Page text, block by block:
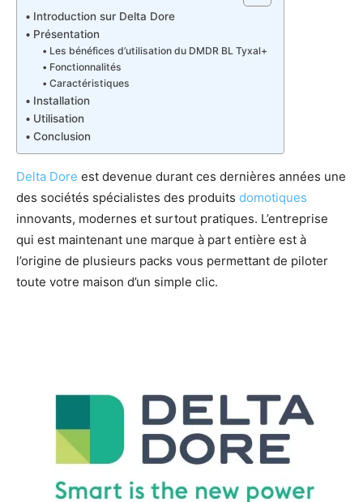
Introduction sur Delta Dore
Présentation
Les bénéfices d’utilisation du DMDR BL Tyxal+
Fonctionnalités
Caractéristiques
Installation
Utilisation
Conclusion
Delta Dore est devenue durant ces dernières années une
des sociétés spécialistes des produits domotiques
innovants, modernes et surtout pratiques. L’entreprise
qui est maintenant une marque à part entière est à
l’origine de plusieurs packs vous permettant de piloter
toute votre maison d’un simple clic.